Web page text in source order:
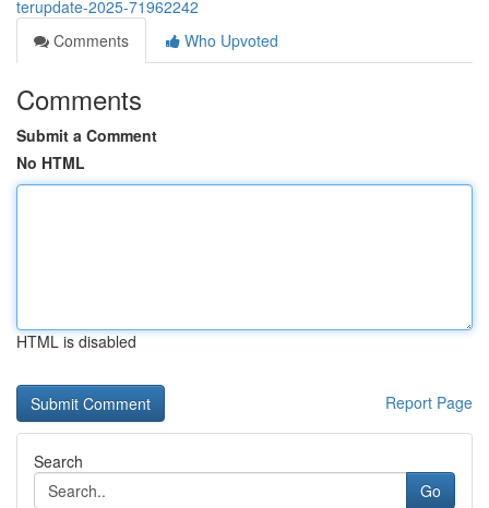
terupdate-2025-71962242
Comments
Who Upvoted
Comments
Submit a Comment
No HTML
HTML is disabled
Report Page
Search
Go